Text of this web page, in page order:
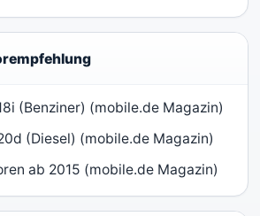
(Benziner) (mobile.de Magazin)
(Diesel) (mobile.de Magazin)
ab 2015 (mobile.de Magazin)